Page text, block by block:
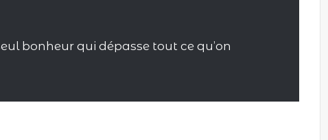
bonheur qui dépasse tout ce qu’on